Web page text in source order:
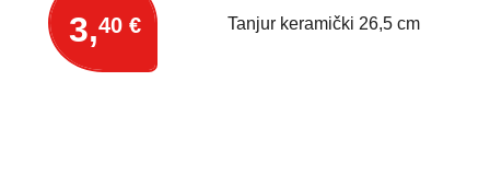
3,40 € Tanjur keramički 26,5 cm